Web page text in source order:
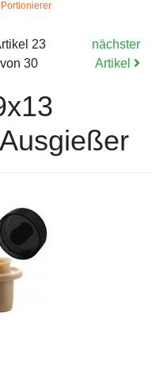
23
von 30
nächster
Artikel